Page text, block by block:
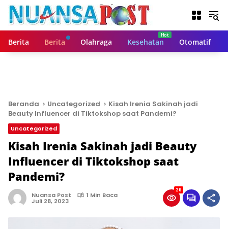
Berita Berita Olahraga Kesehatan Otomatif
Beranda Uncategorized
Kisah Irenia Sakinah jadi
Beauty Influencer di Tiktokshop saat Pandemi?
Uncategorized
Kisah Irenia Sakinah jadi Beauty
Influencer di Tiktokshop saat
Pandemi?
Nuansa Post 1 Min Baca
Juli 28, 2023
26